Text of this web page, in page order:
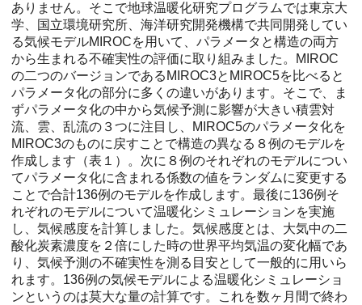
ありません。そこで地球温暖化研究プログラムでは東京大
学、国立環境研究所、海洋研究開発機構で共同開発してい
る気候モデルMIROCを用いて、パラメータと構造の両方
から生まれる不確実性の評価に取り組みました。MIROC
の二つのバージョンであるMIROC3とMIROC5を比べると
パラメータ化の部分に多くの違いがあります。そこで、ま
ずパラメータ化の中から気候予測に影響が大きい積雲対
流、雲、乱流の３つに注目し、MIROC5のパラメータ化を
MIROC3のものに戻すことで構造の異なる８例のモデルを
作成します（表１）。次に８例のそれぞれのモデルについ
てパラメータ化に含まれる係数の値をランダムに変更する
ことで合計136例のモデルを作成します。最後に136例そ
れぞれのモデルについて温暖化シミュレーションを実施
し、気候感度を計算しました。気候感度とは、大気中の二
酸化炭素濃度を２倍にした時の世界平均気温の変化幅であ
り、気候予測の不確実性を測る目安として一般的に用いら
れます。136例の気候モデルによる温暖化シミュレーショ
ンというのは莫大な量の計算です。これを数ヶ月間で終わ